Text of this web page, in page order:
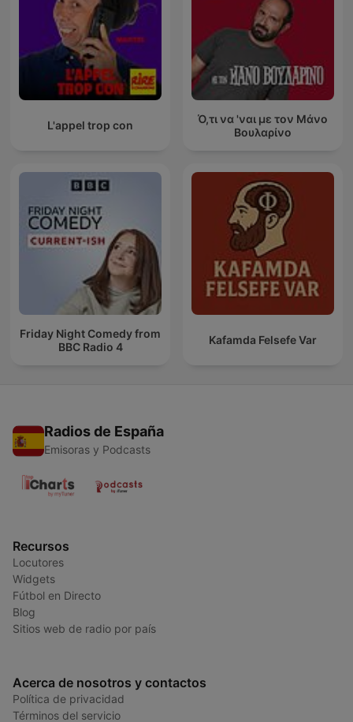
L'appel trop con
Ό,τι να 'ναι με τον Μάνο
Βουλαρίνο
Friday Night Comedy from
BBC Radio 4
Kafamda Felsefe Var
Radios de España
Emisoras y Podcasts
Recursos
Locutores
Widgets
Fútbol en Directo
Blog
Sitios web de radio por país
Acerca de nosotros y contactos
Política de privacidad
Términos del servicio